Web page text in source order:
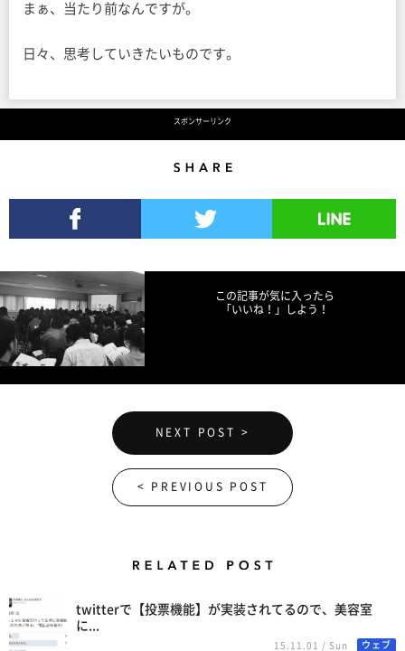
まぁ、当たり前なんですが。
日々、思考していきたいものです。
スポンサーリンク
この記事が気に入ったら
「いいね！」しよう！
NEXT POST >
< PREVIOUS POST
twitterで【投票機能】が実装されてるので、美容室
に...
15.11.01 / Sun ウェブ